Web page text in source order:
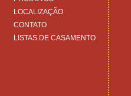
LOCALIZAÇÃO
CONTATO
LISTAS DE CASAMENTO